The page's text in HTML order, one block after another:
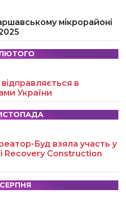
мікрорайоні
ЛЮТОГО
в
України
Буд взяла участь у
Recovery Construction